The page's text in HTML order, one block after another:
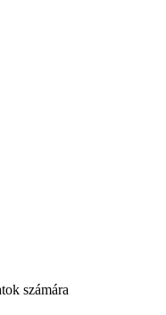
számára